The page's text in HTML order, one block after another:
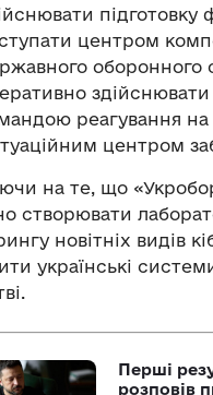
підготовку
центром
оборонного
реагування на
центром
на те, що
створювати
новітніх видів
українські
Перші
розповів